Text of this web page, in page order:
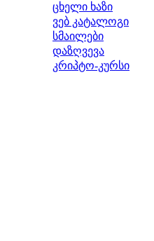
ცხელი ხაზი
ვებ კატალოგი
სმაილები
დაზღვევა
კრიპტო-კურსი